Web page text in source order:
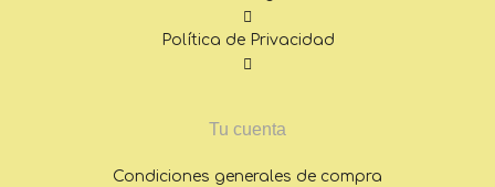
Política de Privacidad
Tu cuenta
Condiciones generales de compra